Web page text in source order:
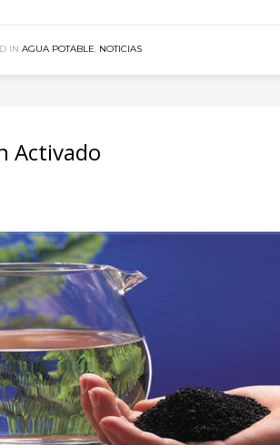
IN AGUA POTABLE, NOTICIAS
Activado